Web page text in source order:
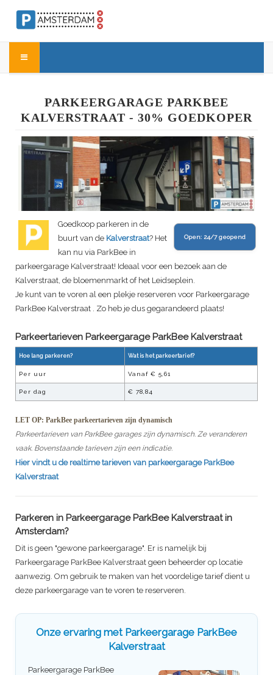
PARKEERGARAGE PARKBEE
KALVERSTRAAT - 30% GOEDKOPER
Open: 24/7 geopend
Goedkoop parkeren in de
buurt van de Kalverstraat? Het
kan nu via ParkBee in
parkeergarage Kalverstraat! Ideaal voor een bezoek aan de
Kalverstraat, de bloemenmarkt of het Leidseplein.
Je kunt van te voren al een plekje reserveren voor Parkeergarage
ParkBee Kalverstraat . Zo heb je dus gegarandeerd plaats!
Parkeertarieven Parkeergarage ParkBee Kalverstraat
Hoe lang parkeren? Wat is het parkeertarief?
Per uur Vanaf € 5,61
Per dag € 78,84
LET OP: ParkBee parkeertarieven zijn dynamisch
Parkeertarieven van ParkBee garages zijn dynamisch. Ze veranderen
vaak. Bovenstaande tarieven zijn een indicatie.
Hier vindt u de realtime tarieven van parkeergarage ParkBee
Kalverstraat
Parkeren in Parkeergarage ParkBee Kalverstraatin
Amsterdam?
Dit is geen "gewone parkeergarage". Er is namelijk bij
Parkeergarage ParkBee Kalverstraat geen beheerder op locatie
aanwezig. Om gebruik te maken van het voordelige tarief dient u
deze parkeergarage van te voren te reserveren.
Onze ervaring met Parkeergarage ParkBee
Kalverstraat
Parkeergarage ParkBee